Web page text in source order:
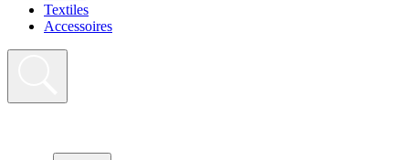
Textiles
Accessoires